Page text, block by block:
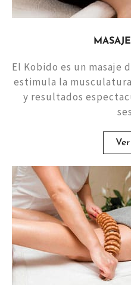
El Kobido es un masaje
estimula la
y resultados